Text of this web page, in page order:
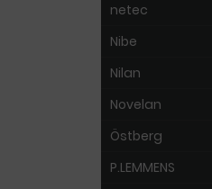
netec
Nibe
Nilan
Novelan
Östberg
P.LEMMENS